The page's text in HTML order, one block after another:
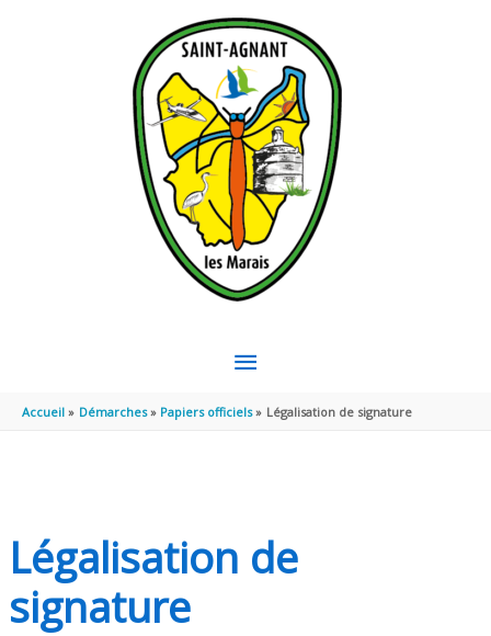
MENU
PRINCIPAL
Accueil Démarches Papiers officiels Légalisation de signature
Légalisation de
signature